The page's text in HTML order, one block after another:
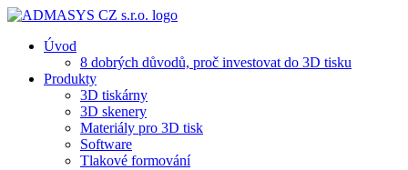
Úvod
8 dobrých důvodů, proč investovat do 3D tisku​
Produkty
3D tiskárny
3D skenery
Materiály pro 3D tisk
Software
Tlakové formování